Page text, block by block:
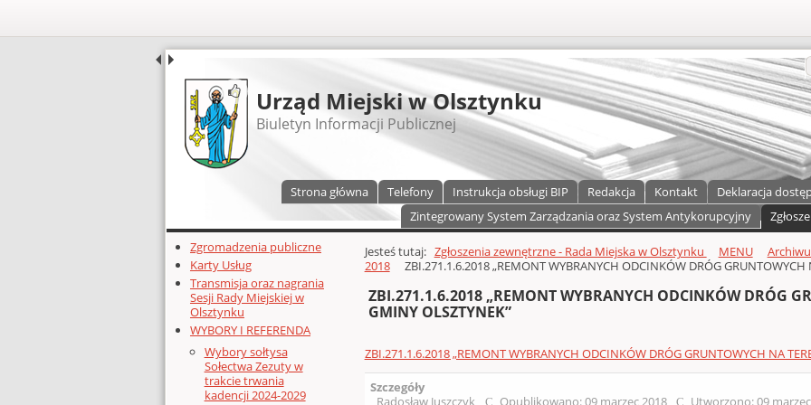
UDOSTĘPNIJ
Urząd Miejski w Olsztynku
Biuletyn Informacji Publicznej
Strona główna Telefony Instrukcja obsługi BIP Redakcja Kontakt Deklaracja
Zintegrowany System Zarządzania oraz System Antykorupcyjny
Dodatkowe zasoby (lewa kolumna)
Zgromadzenia publiczne
Karty Usług
Transmisja oraz nagrania
Sesji Rady Miejskiej w
Olsztynku
WYBORY I REFERENDA
Wybory sołtysa
Sołectwa Zezuty w
trakcie trwania
kadencji 2024-2029
Głównej zawartości
Jesteś tutaj: Zgłoszenia zewnętrzne - Rada Miejska w Olsztynku MENU
2018
ZBI.271.1.6.2018 „REMONT WYBRANYCH ODCINKÓW DRÓG GRUNTOWYCH
ZBI.271.1.6.2018 „REMONT WYBRANYCH ODCINKÓW DRÓG
GMINY OLSZTYNEK”
ZBI.271.1.6.2018 „REMONT WYBRANYCH ODCINKÓW DRÓG GRUNTOWYCH NA
Szczegóły
Radosław Juszczyk
Opublikowano: 09 marzec 2018 Utworzono: 09